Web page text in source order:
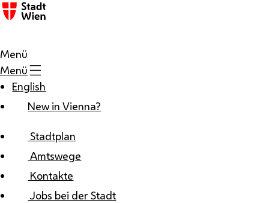
Zum Inhalt
Menü
Menü
English
New in Vienna?
Stadtplan
Amtswege
Kontakte
Jobs bei der Stadt